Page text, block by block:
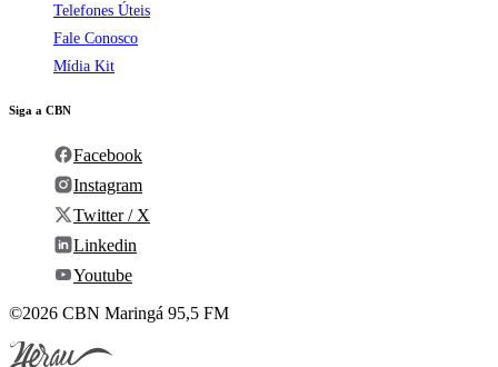
Telefones Úteis
Fale Conosco
Mídia Kit
Siga a CBN
Facebook
Instagram
Twitter / X
Linkedin
Youtube
©2026 CBN Maringá 95,5 FM